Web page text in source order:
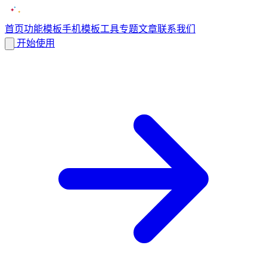
首页功能模板手机模板工具专题文章联系我们
开始使用